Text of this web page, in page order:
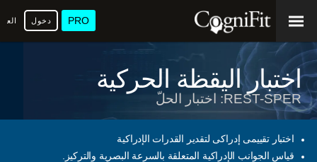
PRO دخول
اختبار اليقظة الحركية
REST-SPER: اختبار الحلّ
اختبار تقييمى إدراكى لتقدير القدرات الإدراكية
قياس الجوانب الإدراكية المتعلقة بالسرعة البصرية والتركيز.